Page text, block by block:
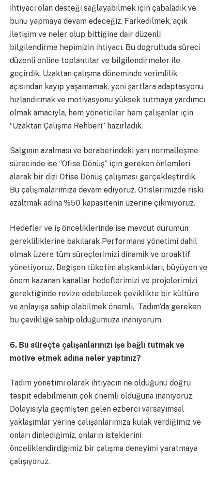
ihtiyacı olan desteği sağlayabilmek için çabaladık ve
bunu yapmaya devam edeceğiz. Farkedilmek, açık
iletişim ve neler olup bittiğine dair düzenli
bilgilendirme hepimizin ihtiyacı. Bu doğrultuda süreci
düzenli online toplantılar ve bilgilendirmeler ile
geçirdik. Uzaktan çalışma döneminde verimlilik
açısından kayıp yaşamamak, yeni şartlara adaptasyonu
hızlandırmak ve motivasyonu yüksek tutmaya yardımcı
olmak amacıyla, hem yöneticiler hem çalışanlar için
“Uzaktan Çalışma Rehberi” hazırladık.
Salgının azalması ve beraberindeki yarı normalleşme
sürecinde ise “Oﬁse Dönüş” için gereken önlemleri
alarak bir dizi Ofise Dönüş çalışması gerçekleştirdik.
Bu çalışmalarımıza devam ediyoruz. Ofislerimizde riski
azaltmak adına %50 kapasitenin üzerine çıkmıyoruz.
Hedefler ve iş önceliklerinde ise mevcut durumun
gerekliliklerine bakılarak Performans yönetimi dahil
olmak üzere tüm süreçlerimizi dinamik ve proaktif
yönetiyoruz. Değişen tüketim alışkanlıkları, büyüyen ve
önem kazanan kanallar hedeflerimizi ve projelerimizi
gerektiğinde revize edebilecek çeviklikte bir kültüre
ve anlayışa sahip olabilmek önemli. Tadım’da gereken
bu çevikliğe sahip olduğumuza inanıyorum.
6. Bu süreçte çalışanlarınızı işe bağlı tutmak ve
motive etmek adına neler yaptınız?
Tadım yönetimi olarak ihtiyacın ne olduğunu doğru
tespit edebilmenin çok önemli olduğuna inanıyoruz.
Dolayısıyla geçmişten gelen ezberci varsayımsal
yaklaşımlar yerine çalışanlarımıza kulak verdiğimiz ve
onları dinlediğimiz, onların isteklerini
önceliklendirdiğimiz bir çalışma deneyimi yaratmaya
çalışıyoruz.